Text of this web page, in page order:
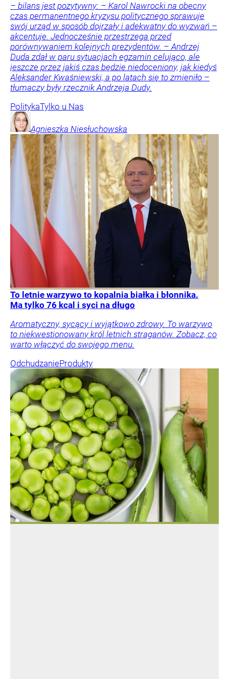
– bilans jest pozytywny: – Karol Nawrocki na obecny
czas permanentnego kryzysu politycznego sprawuje
swój urząd w sposób dojrzały i adekwatny do wyzwań –
akcentuje. Jednocześnie przestrzega przed
porównywaniem kolejnych prezydentów. – Andrzej
Duda zdał w paru sytuacjach egzamin celująco, ale
jeszcze przez jakiś czas będzie niedoceniony, jak kiedyś
Aleksander Kwaśniewski, a po latach się to zmieniło –
tłumaczy były rzecznik Andrzeja Dudy.
PolitykaTylko u Nas
Agnieszka Niesłuchowska
To letnie warzywo to kopalnia białka i błonnika.
Ma tylko 76 kcal i syci na długo
Aromatyczny, sycący i wyjątkowo zdrowy. To warzywo
to niekwestionowany król letnich straganów. Zobacz, co
warto włączyć do swojego menu.
OdchudzanieProdukty